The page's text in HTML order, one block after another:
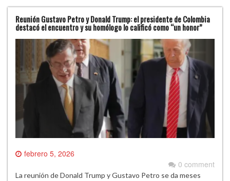
Reunión Gustavo Petro y Donald Trump: el presidente de Colombia
destacó el encuentro y su homólogo lo calificó como “un honor”
febrero 5, 2026
0 comment
La reunión de Donald Trump y Gustavo Petro se da meses